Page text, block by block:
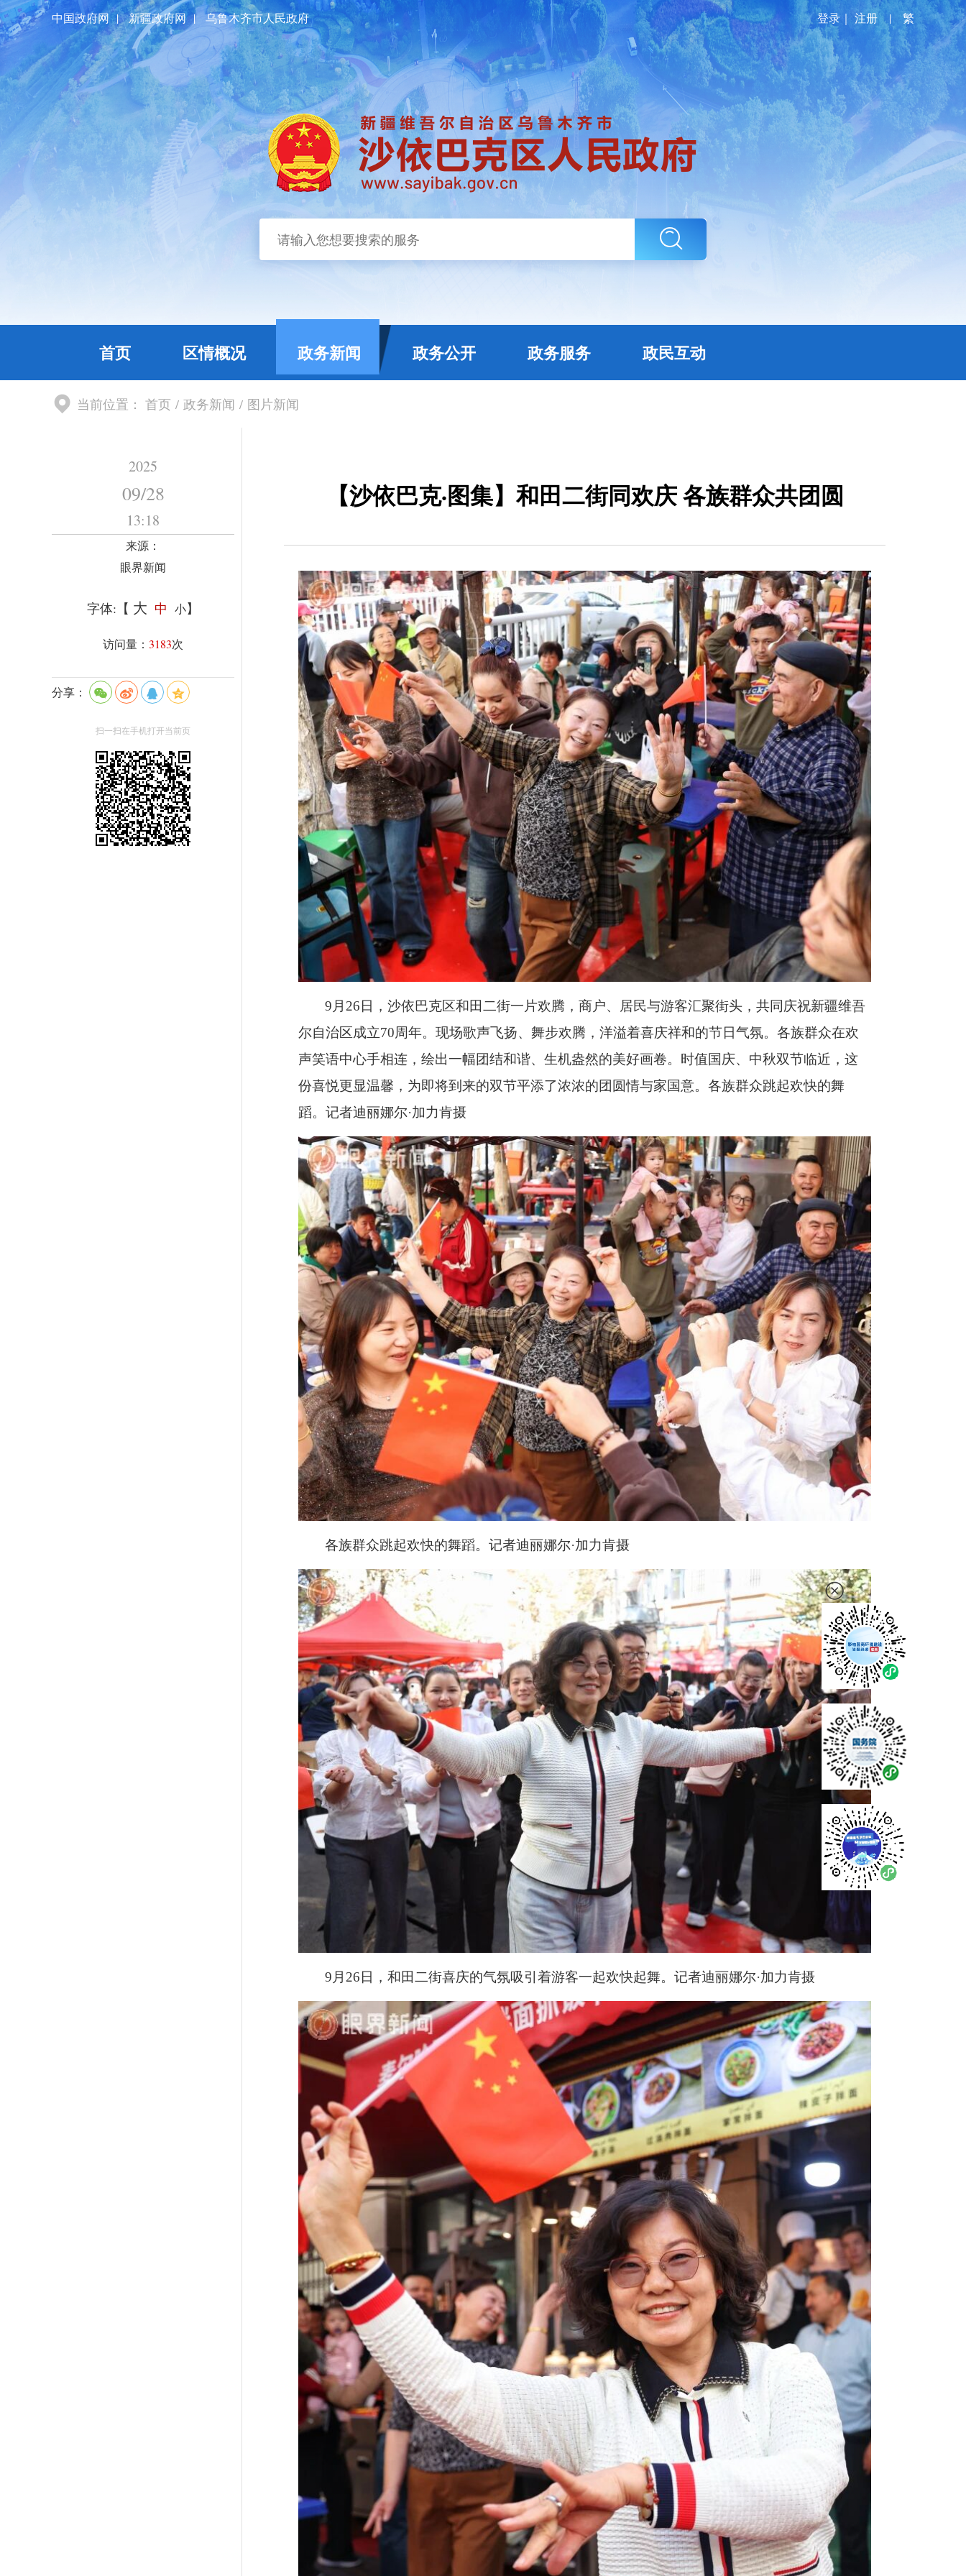
中国政府网 | 新疆政府网 | 乌鲁木齐市人民政府 登录 ｜ 注册 | 繁
首页 区情概况 政务新闻 政务公开 政务服务 政民互动
首页 区情概况 政务新闻 政务公开 政务服务 政民互动
当前位置： 首页 / 政务新闻 / 图片新闻
2025
09/28
13:18
来源：
眼界新闻
字体:【 大 中 小】
访问量：3183次
分享：
扫一扫在手机打开当前页
【沙依巴克·图集】和田二街同欢庆 各族群众共团圆
9月26日，沙依巴克区和田二街一片欢腾，商户、居民与游客汇聚街头，共同庆祝新疆维吾
尔自治区成立70周年。现场歌声飞扬、舞步欢腾，洋溢着喜庆祥和的节日气氛。各族群众在欢
声笑语中心手相连，绘出一幅团结和谐、生机盎然的美好画卷。时值国庆、中秋双节临近，这
份喜悦更显温馨，为即将到来的双节平添了浓浓的团圆情与家国意。各族群众跳起欢快的舞
蹈。记者迪丽娜尔·加力肯摄
各族群众跳起欢快的舞蹈。记者迪丽娜尔·加力肯摄
9月26日，和田二街喜庆的气氛吸引着游客一起欢快起舞。记者迪丽娜尔·加力肯摄